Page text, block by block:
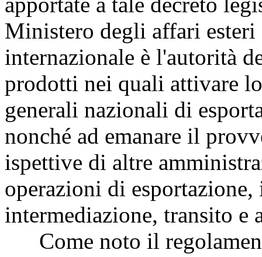
Ministero degli affari esteri
internazionale è l'autorità
prodotti nei quali attivare
generali nazionali di
nonché ad emanare il
ispettive di altre
operazioni di
intermediazione, transito e
Come noto il